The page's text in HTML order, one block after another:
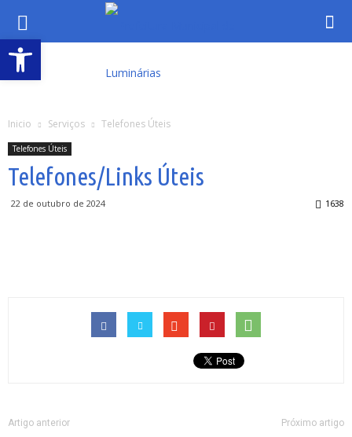
Inicio Serviços Telefones Úteis
Telefones Úteis
Telefones/Links Úteis
22 de outubro de 2024 1638
Artigo anterior Próximo artigo
Abrir a barra de ferramentas